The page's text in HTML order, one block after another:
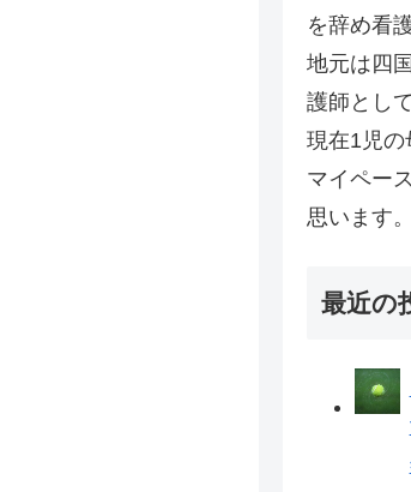
を辞め看
地元は四
護師とし
現在1児の
マイペー
思います。
最近の